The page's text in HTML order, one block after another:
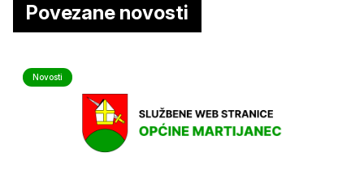
Povezane novosti
Novosti